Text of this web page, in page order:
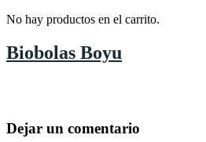
No hay productos en el carrito.
Biobolas Boyu
Dejar un comentario